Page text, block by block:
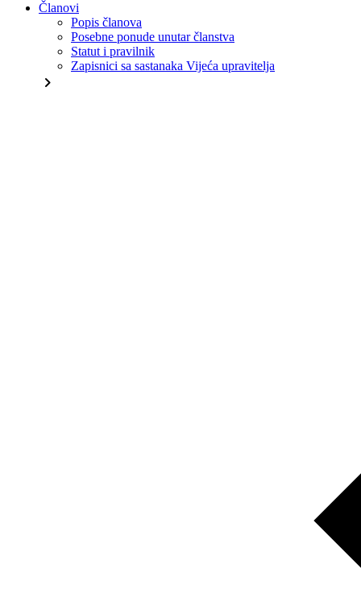
Članovi
Popis članova
Posebne ponude unutar članstva
Statut i pravilnik
Zapisnici sa sastanaka Vijeća upravitelja
chevron_right